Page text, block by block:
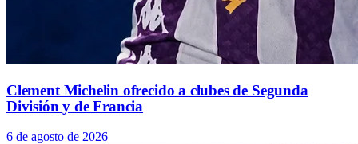
Clement Michelin ofrecido a clubes de Segunda
División y de Francia
6 de agosto de 2026